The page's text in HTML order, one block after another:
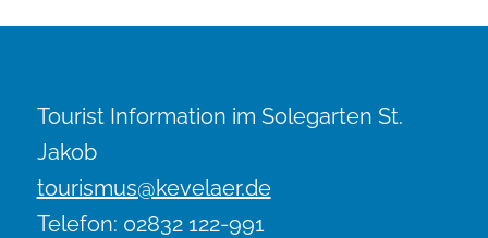
Tourist Information im Solegarten St.
Jakob
tourismus@kevelaer.de
Telefon: 02832 122-991